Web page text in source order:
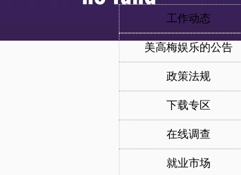
工作动态
美高梅娱乐的公告
政策法规
下载专区
在线调查
就业市场